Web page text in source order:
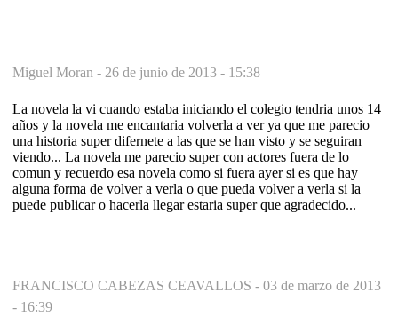
Miguel Moran - 26 de junio de 2013 - 15:38
La novela la vi cuando estaba iniciando el colegio tendria unos 14
años y la novela me encantaria volverla a ver ya que me parecio
una historia super difernete a las que se han visto y se seguiran
viendo... La novela me parecio super con actores fuera de lo
comun y recuerdo esa novela como si fuera ayer si es que hay
alguna forma de volver a verla o que pueda volver a verla si la
puede publicar o hacerla llegar estaria super que agradecido...
FRANCISCO CABEZAS CEAVALLOS - 03 de marzo de 2013
- 16:39